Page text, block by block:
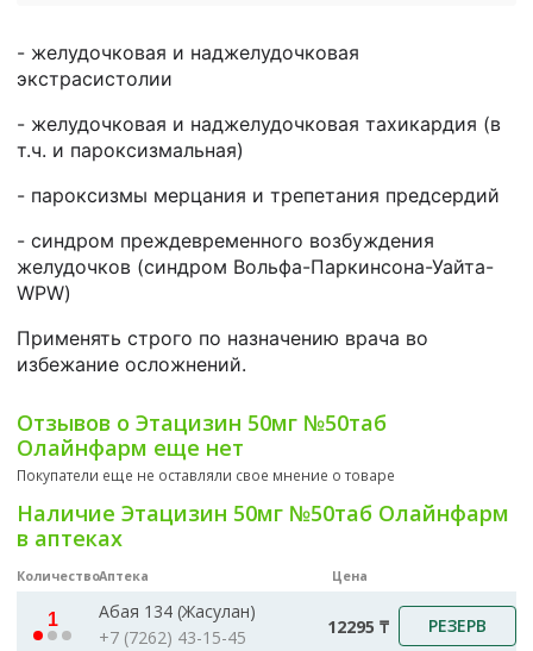
- желудочковая и наджелудочковая
экстрасистолии
- желудочковая и наджелудочковая тахикардия (в
т.ч. и пароксизмальная)
- пароксизмы мерцания и трепетания предсердий
- синдром преждевременного возбуждения
желудочков (синдром Вольфа-Паркинсона-Уайта-
WPW)
Применять строго по назначению врача во
избежание осложнений.
Отзывов о Этацизин 50мг №50таб
Олайнфарм еще нет
Покупатели еще не оставляли свое мнение о товаре
Наличие Этацизин 50мг №50таб Олайнфарм
в аптеках
КоличествоАптека Цена
1
Абая 134 (Жасулан)
+7 (7262) 43-15-45
12295 ₸ РЕЗЕРВ